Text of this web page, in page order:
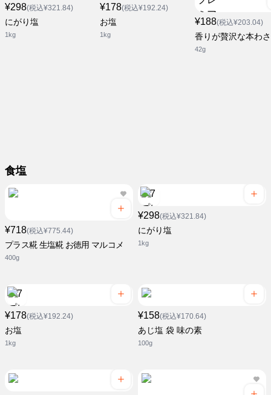
¥298(税込¥321.84)
にがり塩
1kg
¥178(税込¥192.24)
お塩
1kg
¥188(税込¥203.04)
香りが贅沢な本わ
42g
食塩
¥718(税込¥775.44)
プラス糀 生塩糀 お徳用 マルコメ
400g
¥298(税込¥321.84)
にがり塩
1kg
¥178(税込¥192.24)
お塩
1kg
¥158(税込¥170.64)
あじ塩 袋 味の素
100g